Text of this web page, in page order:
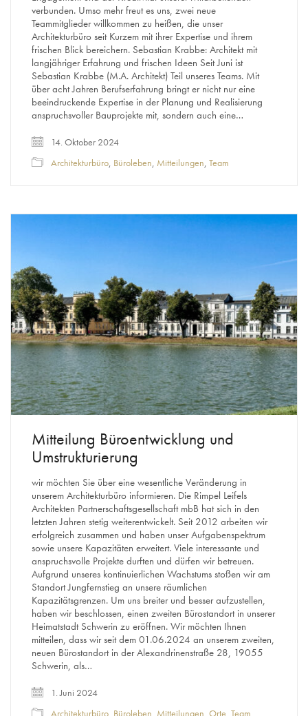
verbunden. Umso mehr freut es uns, zwei neue
Teammitglieder willkommen zu heißen, die unser
Architekturbüro seit Kurzem mit ihrer Expertise und ihrem
frischen Blick bereichern. Sebastian Krabbe: Architekt mit
langjähriger Erfahrung und frischen Ideen Seit Juni ist
Sebastian Krabbe (M.A. Architekt) Teil unseres Teams. Mit
über acht Jahren Berufserfahrung bringt er nicht nur eine
beeindruckende Expertise in der Planung und Realisierung
anspruchsvoller Bauprojekte mit, sondern auch eine…
14. Oktober 2024
Architekturbüro, Büroleben, Mitteilungen, Team
Mitteilung Büroentwicklung und
Umstrukturierung
wir möchten Sie über eine wesentliche Veränderung in
unserem Architekturbüro informieren. Die Rimpel Leifels
Architekten Partnerschaftsgesellschaft mbB hat sich in den
letzten Jahren stetig weiterentwickelt. Seit 2012 arbeiten wir
erfolgreich zusammen und haben unser Aufgabenspektrum
sowie unsere Kapazitäten erweitert. Viele interessante und
anspruchsvolle Projekte durften und dürfen wir betreuen.
Aufgrund unseres kontinuierlichen Wachstums stoßen wir am
Standort Jungfernstieg an unsere räumlichen
Kapazitätsgrenzen. Um uns breiter und besser aufzustellen,
haben wir beschlossen, einen zweiten Bürostandort in unserer
Heimatstadt Schwerin zu eröffnen. Wir möchten Ihnen
mitteilen, dass wir seit dem 01.06.2024 an unserem zweiten,
neuen Bürostandort in der Alexandrinenstraße 28, 19055
Schwerin, als…
1. Juni 2024
Architekturbüro, Büroleben, Mitteilungen, Orte, Team,